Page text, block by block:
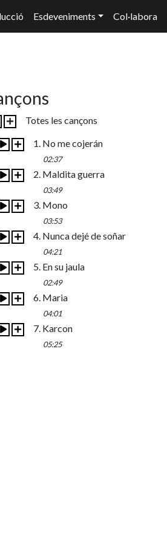
Esdeveniments Col·labora
Totes les cançons
1. No me cojerán
02:37
2. Maldita guerra
03:49
3. Mono
03:53
4. Nunca dejé de soñar
04:21
5. En su jaula
02:49
6. Maria
04:01
7. Karcon
05:25